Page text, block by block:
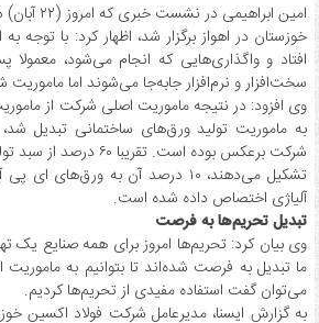
امین
خوزستان در اهواز برگزار شد، اظهار کرد: با توجه
افتاد و واگذاری‌هایی که انجام می‌شود،
سخت‌افزار و نرم‌افزار جابه‌جا می‌شوند اما
وی افزود: در نتیجه ماموریت اصلی شرکت از
به ماموریت تولید ورق‌های ساختمانی تبدیل
شرکت برعکس بوده است.
آلیاژی اختصاص داده شده است.
تبدیل تحریم‌ها به فرصت
وی بیان کرد: تحریم‌ها امروز برای همه صنایع یک
ما تبدیل به فرصت شده‌اند تا بتوانیم به
می‌توان گفت استفاده مفیدی از تحریم‌ها کردیم.